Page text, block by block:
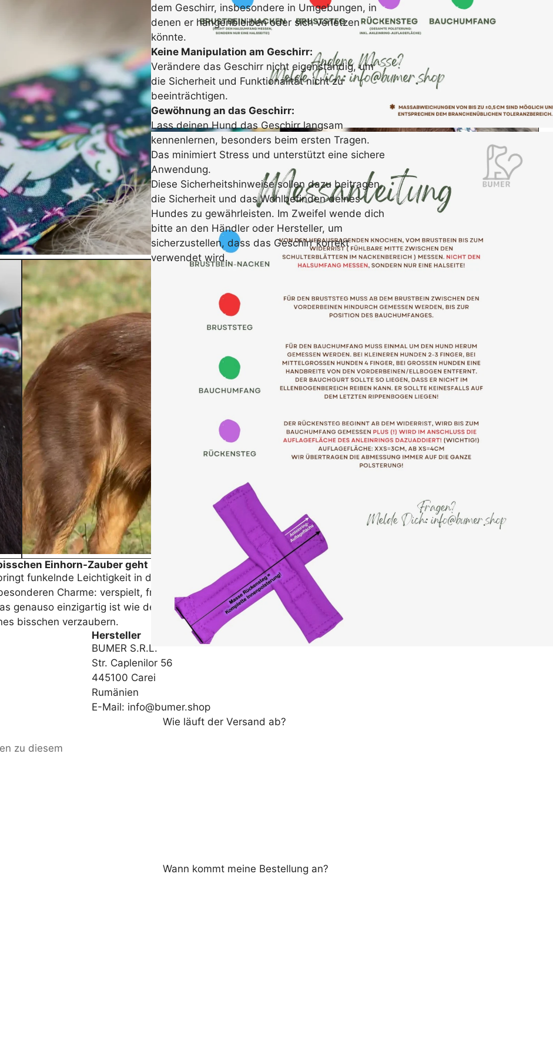
dem Geschirr, insbesondere in Umgebungen, in
denen er hängenbleiben oder sich verletzen
könnte.
Keine Manipulation am Geschirr:
Verändere das Geschirr nicht eigenständig, um
die Sicherheit und Funktionalität nicht zu
beeinträchtigen.
Gewöhnung an das Geschirr:
Lass deinen Hund das Geschirr langsam
kennenlernen, besonders beim ersten Tragen.
Das minimiert Stress und unterstützt eine sichere
Anwendung.
Diese Sicherheitshinweise sollen dazu beitragen,
die Sicherheit und das Wohlbefinden deines
Hundes zu gewährleisten. Im Zweifel wende dich
bitte an den Händler oder Hersteller, um
sicherzustellen, dass das Geschirr korrekt
verwendet wird.
Einhorn-Zauber geht immer
funkelnde Leichtigkeit in deinen Alltag.
Charme: verspielt, fröhlich und einfach herzerwärmend. Kombiniere
genauso einzigartig ist wie dein Vierbeiner. Mehr Glanz, mehr Freude, mehr
bisschen verzaubern.
Hersteller
BUMER S.R.L.
Str. Caplenilor 56
445100 Carei
Rumänien
E-Mail: info@bumer.shop
zu diesem
Wie läuft der Versand ab?
Wann kommt meine Bestellung an?